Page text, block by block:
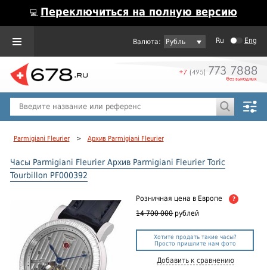
💻 Переключиться на полную версию
Рубль Ru Eng
Parmigiani Fleurier > Архив Parmigiani Fleurier
Часы Parmigiani Fleurier Архив Parmigiani Fleurier Toric
Tourbillon PF000392
Розничная цена в Европе ?
14 700 000 рублей
Хотите продать такие часы?
Просто пришлите нам фото
Добавить к сравнению